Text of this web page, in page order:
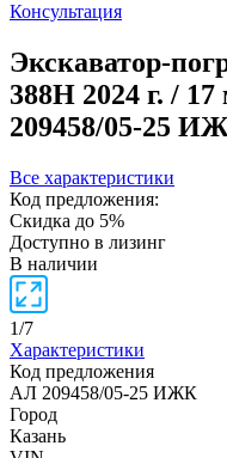
Консультация
Экскаватор-
388H 2024 г. /
209458/05-25
Все характеристики
Код предложения:
Скидка до 5%
Доступно в лизинг
В наличии
1/7
Характеристики
Код предложения
АЛ 209458/05-25 ИЖК
Город
Казань